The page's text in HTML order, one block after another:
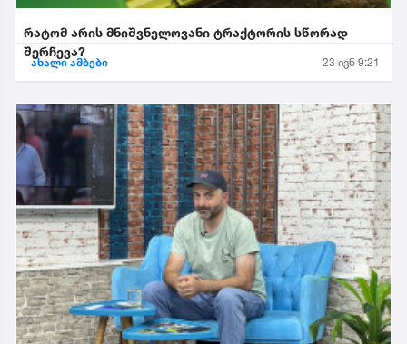
რატომ არის მნიშვნელოვანი ტრაქტორის სწორად
შერჩევა?
ახალი ამბები 23 ივნ 9:21